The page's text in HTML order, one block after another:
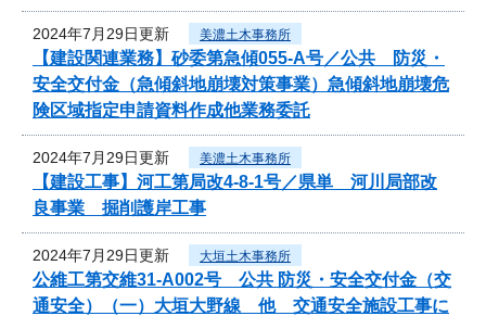
2024年7月29日更新 美濃土木事務所
【建設関連業務】砂委第急傾055-A号／公共 防災・
安全交付金（急傾斜地崩壊対策事業）急傾斜地崩壊危
険区域指定申請資料作成他業務委託
2024年7月29日更新 美濃土木事務所
【建設工事】河工第局改4-8-1号／県単 河川局部改
良事業 掘削護岸工事
2024年7月29日更新 大垣土木事務所
公維工第交維31-A002号 公共 防災・安全交付金（交
通安全）（一）大垣大野線 他 交通安全施設工事に